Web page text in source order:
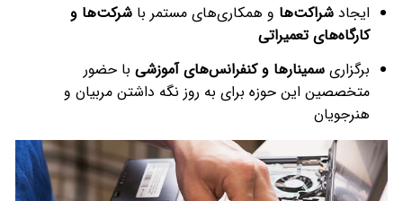
ایجاد شراکت‌ها و همکاری‌های مستمر با شرکت‌ها و
کارگاه‌های تعمیراتی
برگزاری سمینارها و کنفرانس‌های آموزشی با حضور
متخصصین این حوزه برای به روز نگه داشتن مربیان و
هنرجویان